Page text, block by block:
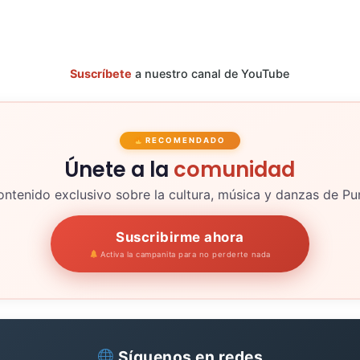
Suscríbete a nuestro canal de YouTube
RECOMENDADO
Únete a la comunidad
exclusivo sobre la cultura, música y danzas de
Suscribirme ahora
Activa la campanita para no perderte nada